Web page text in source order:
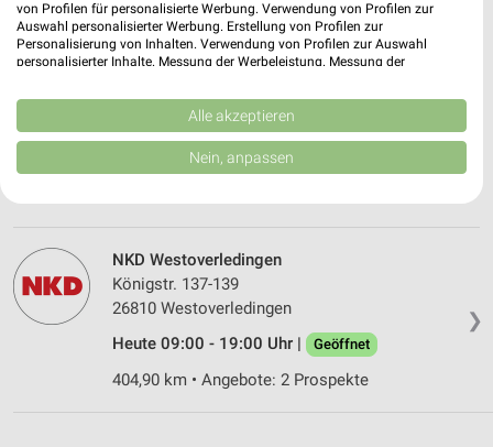
411,67 km • Angebote: 1 Prospekt
❯
Molkereihof 6
46414 Rhede
Heute 09:00 - 19:00 Uhr |
❯
NKD Westoverledingen
Königstr. 137-139
26810 Westoverledingen
Heute 09:00 - 19:00 Uhr |
Geöffnet
404,90 km • Angebote: 2 Prospekte
von Profilen für personalisierte Werbung. Verwendung von Profilen zur
Auswahl personalisierter Werbung. Erstellung von Profilen zur
Personalisierung von Inhalten. Verwendung von Profilen zur Auswahl
personalisierter Inhalte. Messung der Werbeleistung. Messung der
Kombinationen von Daten aus verschiedenen Quellen. Entwicklung und
Verbesserung der Angebote. Verwendung reduzierter Daten zur Auswahl
von Inhalten.
Daten können außerhalb der Europäischen Union weitergegeben und in die
USA gesendet werden.
Website/App.
Wir nutzen Ihre Daten für folgende Zwecke:
IAB-Verarbeitungszwecke:
Speichern von oder Zugriff auf Informationen
auf einem Endgerät
Verwendung reduzierter Daten zur Auswahl von
Alle akzeptieren
Nein, anpassen